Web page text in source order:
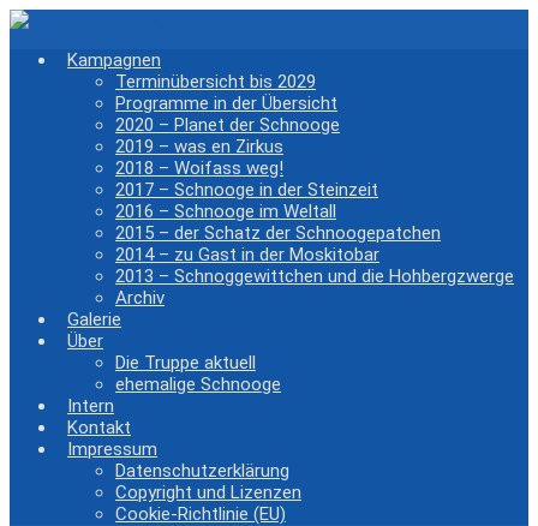
Zum
springenKampagnen
Terminübersicht bis 2029
Programme in der Übersicht
2020 – Planet der Schnooge
2019 – was en Zirkus
2018 – Woifass weg!
2017 – Schnooge in der Steinzeit
2016 – Schnooge im Weltall
2015 – der Schatz der Schnoogepatchen
2014 – zu Gast in der Moskitobar
2013 – Schnoggewittchen und die Hohbergzwerge
Archiv
Galerie
Über
Die Truppe aktuell
ehemalige Schnooge
Intern
Kontakt
Impressum
Datenschutzerklärung
Copyright und Lizenzen
Cookie-Richtlinie (EU)